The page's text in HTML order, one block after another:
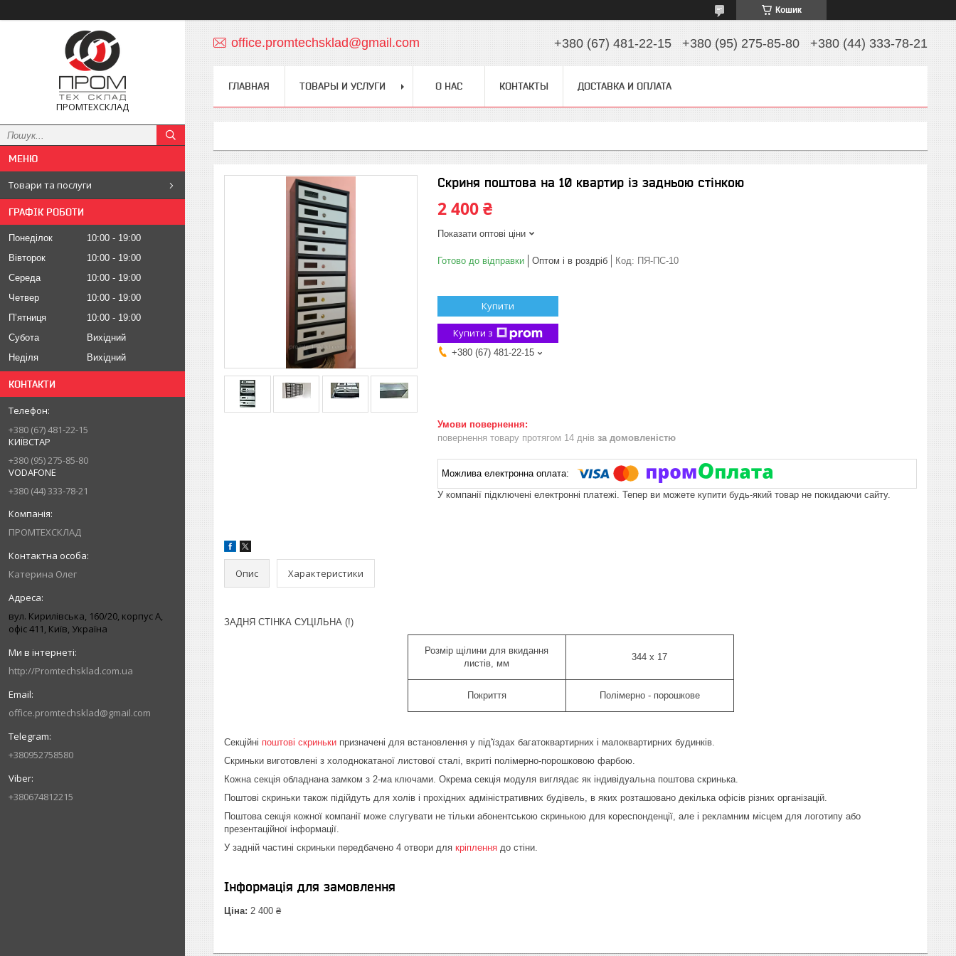
Кошик
ПРОМТЕХСКЛАД
Товари та послуги
ГРАФІК РОБОТИ
Понеділок 10:00
19:00
Вівторок
10:00
19:00
Середа
10:00
19:00
Четвер
10:00
19:00
Пʼятниця
10:00
19:00
Субота
Вихідний
Неділя
Вихідний
КОНТАКТИ
+380 (67) 481-22-15
КИЇВСТАР
+380 (95) 275-85-80
VODAFONE
+380 (44) 333-78-21
ПРОМТЕХСКЛАД
Катерина Олег
вул. Кирилівська, 160/20, корпус А,
офіс 411, Київ, Україна
http://Promtechsklad.com.ua
office.promtechsklad@gmail.com
+380952758580
+380674812215
office.promtechsklad@gmail.com +380 (67) 481-22-15 +380 (95) 275-85-80 +380 (44) 333-78-21
ГЛАВНАЯ ТОВАРЫ И УСЛУГИ О НАС КОНТАКТЫ ДОСТАВКА И ОПЛАТА
Скриня поштова на 10 квартир із задньою стінкою
2 400 ₴
Показати оптові ціни
Готово до відправки Оптом і в роздріб Код: ПЯ-ПС-10
Купити
Купити з
+380 (67) 481-22-15
повернення товару протягом 14 днів за домовленістю
У компанії підключені електронні платежі. Тепер ви можете купити будь-який товар не покидаючи сайту.
Опис Характеристики
ЗАДНЯ СТІНКА СУЦІЛЬНА (!)
Розмір щілини для вкидання
листів, мм
344 х 17
Покриття Полімерно - порошкове
Секційні поштові скриньки призначені для встановлення у під'їздах багатоквартирних і малоквартирних будинків.
Скриньки виготовлені з холоднокатаної листової сталі, вкриті полімерно-порошковою фарбою.
Кожна секція обладнана замком з 2-ма ключами. Окрема секція модуля виглядає як індивідуальна поштова скринька.
Поштові скриньки також підійдуть для холів і прохідних адміністративних будівель, в яких розташовано декілька офісів різних організацій.
Поштова секція кожної компанії може слугувати не тільки абонентською скринькою для кореспонденції, але і рекламним місцем для логотипу або
презентаційної інформації.
У задній частині скриньки передбачено 4 отвори для кріплення до стіни.
Інформація для замовлення
Ціна: 2 400 ₴